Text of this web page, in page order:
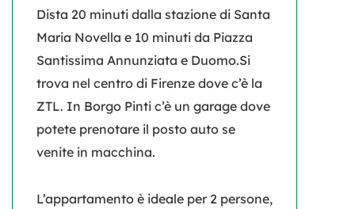
Dista 20 minuti dalla stazione di Santa
Maria Novella e 10 minuti da Piazza
Santissima Annunziata e Duomo.Si
trova nel centro di Firenze dove c’è la
ZTL. In Borgo Pinti c’è un garage dove
potete prenotare il posto auto se
venite in macchina.
L’appartamento è ideale per 2 persone,